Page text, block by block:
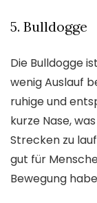
5. Bulldogge
Die Bulldogge
wenig Auslauf
ruhige und
kurze Nase,
Strecken zu
gut für
Bewegung